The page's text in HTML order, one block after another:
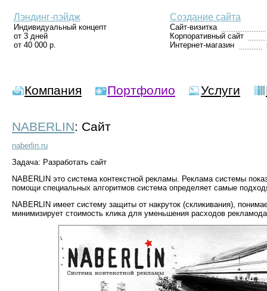
Лэндинг-пэйдж
Индивидуальный концепт
от 3 дней
от 40 000 р.
Создание сайта
Сайт-визитка
Корпоративный сайт
Интернет-магазин
Компания Портфолио Услуги
NABERLIN: Сайт
naberlin.ru
Задача: Разработать сайт
NABERLIN это система контекстной рекламы. Реклама системы
помощи специальных алгоритмов система определяет самые
NABERLIN имеет систему защиты от накруток (скликивания),
минимизирует стоимость клика для уменьшения расходов